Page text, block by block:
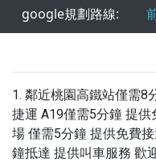
google規劃路線:
1. 鄰近桃園高鐵站僅需8
捷運 A19僅需5分鐘 提
場 僅需5分鐘 提供免費
鐘抵達 提供叫車服務 歡